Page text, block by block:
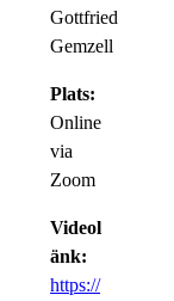
Gottfried
Gemzell
Plats:
Online
via
Zoom
Videol
änk:
https://